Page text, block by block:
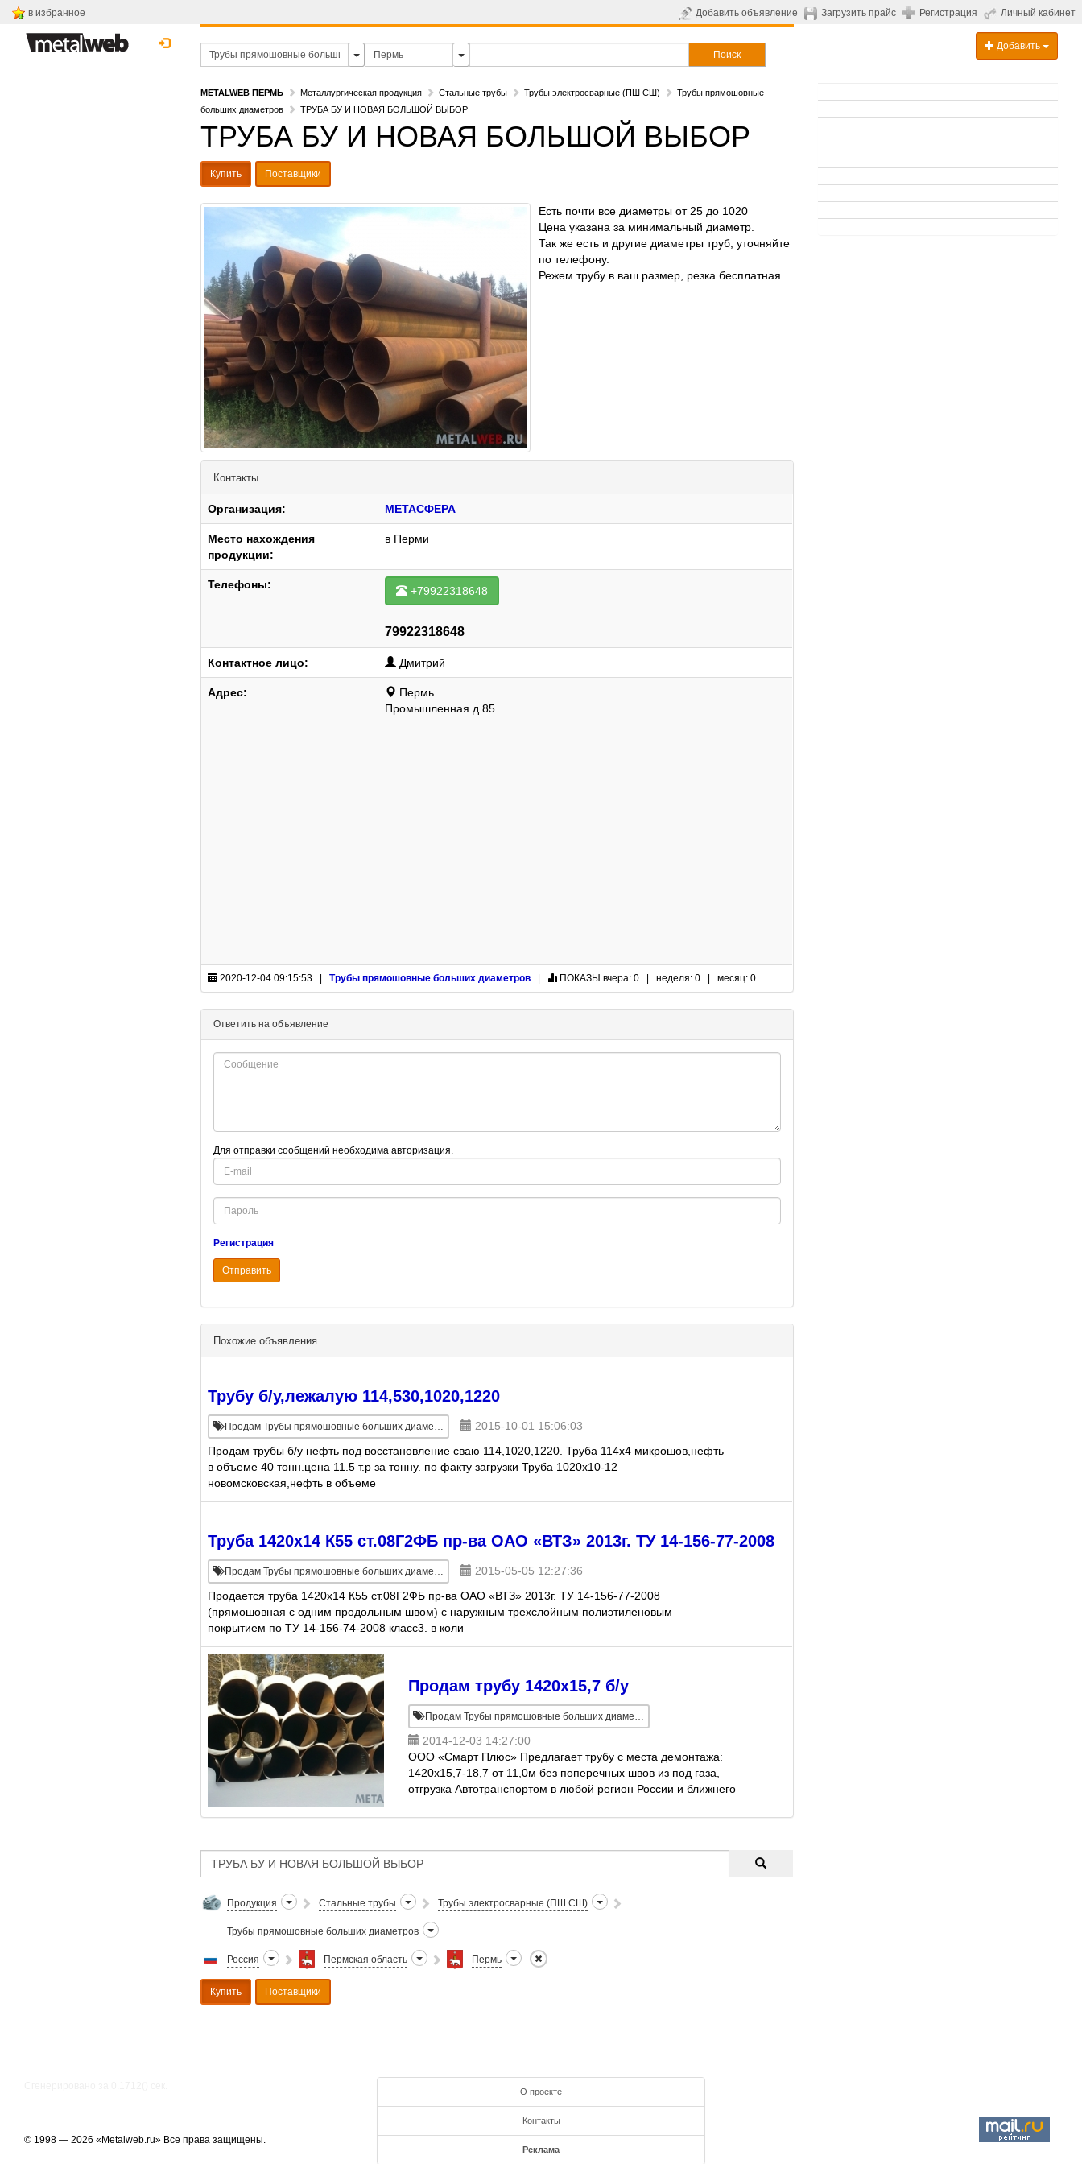
в избранное Добавить объявление Загрузить прайс Регистрация Личный кабинет
Поиск
Добавить
METALWEB ПЕРМЬ Металлургическая продукция Стальные трубы Трубы электросварные (ПШ СШ)
Трубы прямошовные
больших диаметров
ТРУБА БУ И НОВАЯ БОЛЬШОЙ ВЫБОР
ТРУБА БУ И НОВАЯ БОЛЬШОЙ ВЫБОР
Купить Поставщики
Есть почти все диаметры от 25 до 1020
Цена указана за минимальный диаметр.
Так же есть и другие диаметры труб, уточняйте
по телефону.
Режем трубу в ваш размер, резка бесплатная.
Контакты
Организация: МЕТАСФЕРА
Место нахождения
продукции:
в Перми
Телефоны: +79922318648
79922318648
Контактное лицо: Дмитрий
Адрес:
Пермь
Промышленная д.85
2020-12-04 09:15:53 | Трубы прямошовные больших диаметров ПОКАЗЫ вчера: 0 | неделя: 0 | месяц: 0
Ответить на объявление
Для отправки сообщений необходима авторизация.
E-
mail
Password
Регистрация
Отправить
Похожие объявления
Трубу б/у,лежалую 114,530,1020,1220
Продам Трубы прямошовные больших диаметров
2015-10-01 15:06:03
Продам трубы б/у нефть под восстановление сваю 114,1020,1220. Труба 114х4 микрошов,нефть
в объеме 40 тонн.цена 11.5 т.р за тонну. по факту загрузки Труба 1020х10-12
новомсковская,нефть в объеме
Труба 1420х14 К55 ст.08Г2ФБ пр-ва ОАО «ВТЗ» 2013г. ТУ 14-156-77-2008
Продам Трубы прямошовные больших диаметров
2015-05-05 12:27:36
Продается труба 1420х14 К55 ст.08Г2ФБ пр-ва ОАО «ВТЗ» 2013г. ТУ 14-156-77-2008
(прямошовная с одним продольным швом) с наружным трехслойным полиэтиленовым
покрытием по ТУ 14-156-74-2008 класс3. в коли
Продам трубу 1420х15,7 б/у
Продам Трубы прямошовные больших диаметров
2014-12-03 14:27:00
ООО «Смарт Плюс» Предлагает трубу с места демонтажа:
1420х15,7-18,7 от 11,0м без поперечных швов из под газа,
отгрузка Автотранспортом в любой регион России и ближнего
Продукция Стальные трубы Трубы электросварные (ПШ СШ)
Трубы прямошовные больших диаметров
Россия Пермская область Пермь
Купить Поставщики
© 1998 — 2026 «Metalweb.ru» Все права защищены.
О проекте
Контакты
Реклама